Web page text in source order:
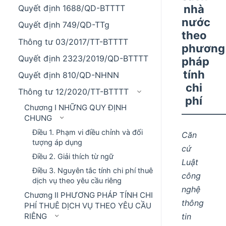
Quyết định 1688/QD-BTTTT
Quyết định 749/QD-TTg
Thông tư 03/2017/TT-BTTTT
Quyết định 2323/2019/QD-BTTTT
Quyết định 810/QD-NHNN
Thông tư 12/2020/TT-BTTTT
Chương I NHỮNG QUY ĐỊNH
CHUNG
Điều 1. Phạm vi điều chỉnh và đối
tượng áp dụng
Điều 2. Giải thích từ ngữ
Điều 3. Nguyên tắc tính chi phí thuê
dịch vụ theo yêu cầu riêng
Chương II PHƯƠNG PHÁP TÍNH CHI
PHÍ THUÊ DỊCH VỤ THEO YÊU CẦU
RIÊNG
nhà
nước
theo
phương
pháp
tính
chi
phí
Căn
cứ
Luật
công
nghệ
thông
tin